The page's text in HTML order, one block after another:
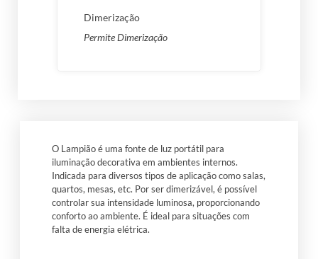
Dimerização
Permite Dimerização
O Lampião é uma fonte de luz portátil para
iluminação decorativa em ambientes internos.
Indicada para diversos tipos de aplicação como salas,
quartos, mesas, etc. Por ser dimerizável, é possível
controlar sua intensidade luminosa, proporcionando
conforto ao ambiente. É ideal para situações com
falta de energia elétrica.